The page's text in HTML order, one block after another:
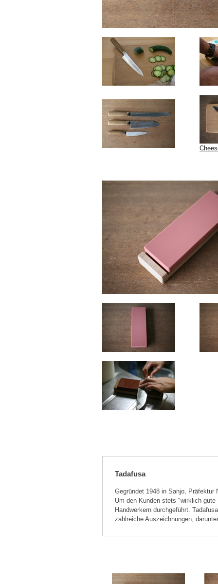
Tadafusa
Gegründet 1948 in Sanjo,
Um den Kunden stets "wirklich
Handwerkern durchgeführt.
zahlreiche Auszeichnungen,